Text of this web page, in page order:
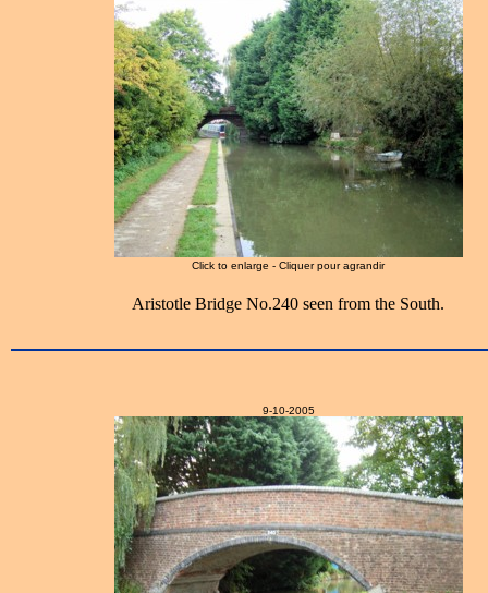
Click to enlarge - Cliquer pour agrandir
Aristotle Bridge No.240 seen from the South.
9-10-2005